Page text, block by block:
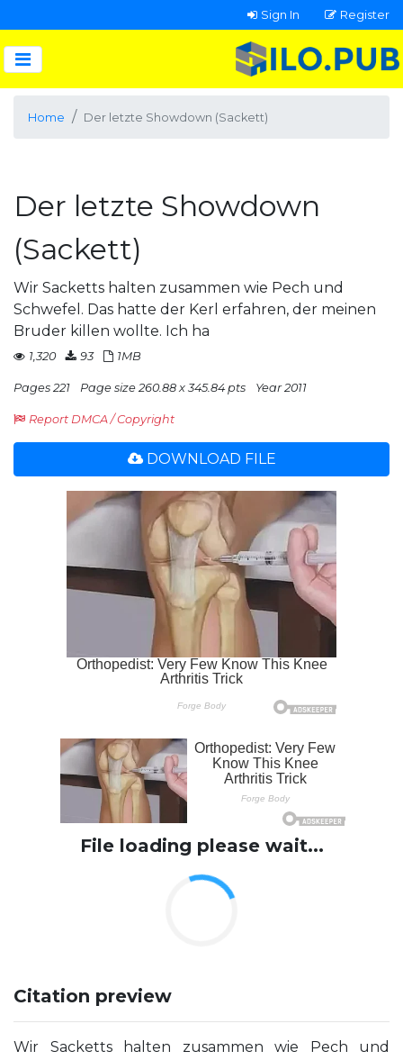
Sign In Register
Home Der letzte Showdown (Sackett)
Der letzte Showdown
(Sackett)
Wir Sacketts halten zusammen wie Pech und
Schwefel. Das hatte der Kerl erfahren, der meinen
Bruder killen wollte. Ich ha
1,320 93 1MB
Pages 221 Page size 260.88 x 345.84 pts Year 2011
Report DMCA / Copyright
DOWNLOAD FILE
File loading please wait...
Citation preview
Wir Sacketts halten zusammen wie Pech und